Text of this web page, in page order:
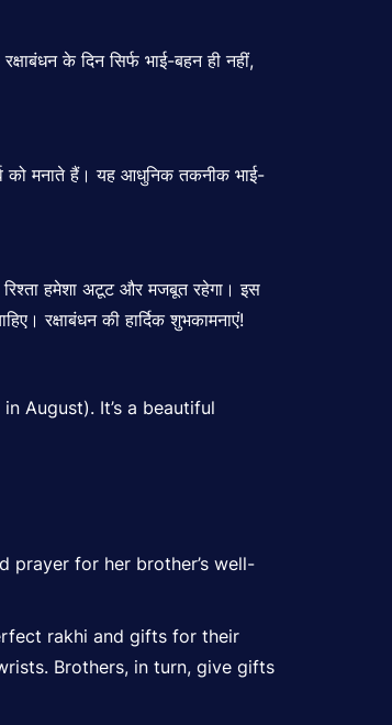
के दिन सिर्फ भाई-बहन ही नहीं,
को मनाते हैं। यह आधुनिक तकनीक भाई-
रिश्ता हमेशा अटूट और मजबूत रहेगा। इस
रक्षाबंधन की हार्दिक शुभकामनाएं!
August). It’s a beautiful
prayer for her brother’s well-
rakhi and gifts for their
Brothers, in turn, give gifts